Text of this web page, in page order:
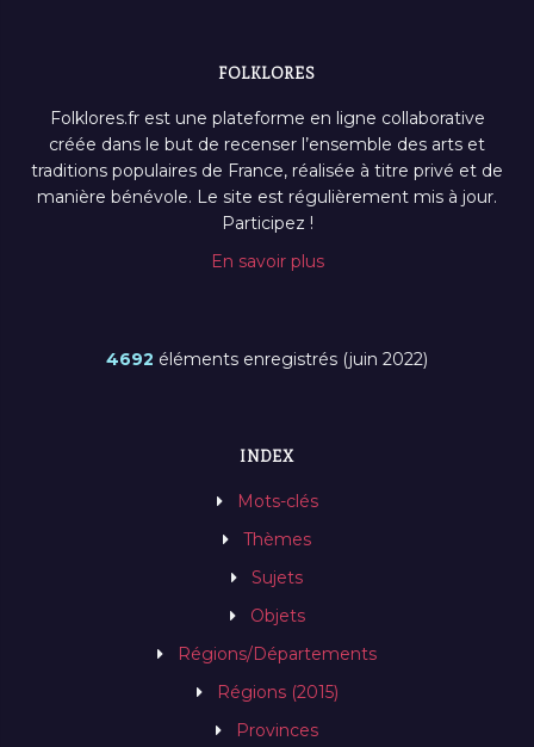
FOLKLORES
Folklores.fr est une plateforme en ligne collaborative
créée dans le but de recenser l’ensemble des arts et
traditions populaires de France, réalisée à titre privé et de
manière bénévole. Le site est régulièrement mis à jour.
Participez !
En savoir plus
4692 éléments enregistrés (juin 2022)
INDEX
Mots-clés
Thèmes
Sujets
Objets
Régions/Départements
Régions (2015)
Provinces